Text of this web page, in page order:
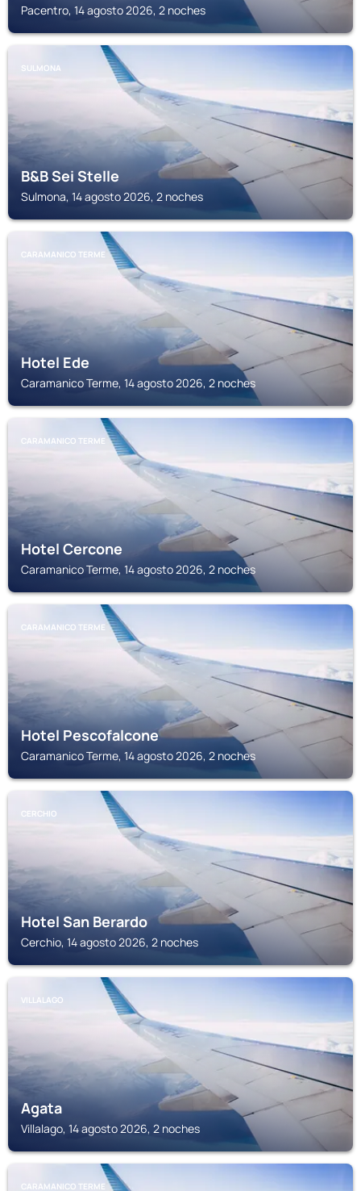
Pacentro, 14 agosto 2026, 2 noches
SULMONA
B&B Sei Stelle
Sulmona, 14 agosto 2026, 2 noches
CARAMANICO TERME
Hotel Ede
Caramanico Terme, 14 agosto 2026, 2 noches
CARAMANICO TERME
Hotel Cercone
Caramanico Terme, 14 agosto 2026, 2 noches
CARAMANICO TERME
Hotel Pescofalcone
Caramanico Terme, 14 agosto 2026, 2 noches
CERCHIO
Hotel San Berardo
Cerchio, 14 agosto 2026, 2 noches
VILLALAGO
Agata
Villalago, 14 agosto 2026, 2 noches
CARAMANICO TERME